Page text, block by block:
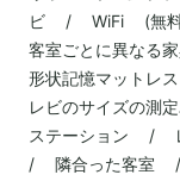
ビ / WiFi (無
客室ごとに異な
形状記憶マッ
レビのサイズの
ステーション /
/ 隣合った客室